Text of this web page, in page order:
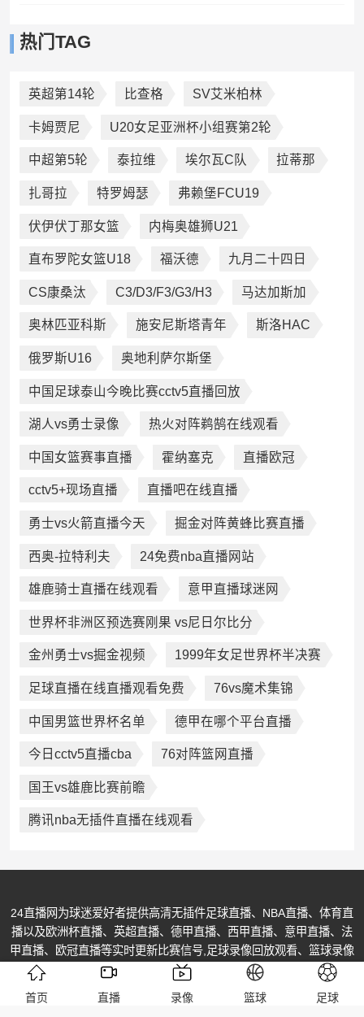
首页 直播 录像 篮球 足球
热门TAG
英超第14轮 比查格 SV艾米柏林
卡姆贾尼 U20女足亚洲杯小组赛第2轮
中超第5轮 泰拉维 埃尔瓦C队 拉蒂那
扎哥拉 特罗姆瑟 弗赖堡FCU19
伏伊伏丁那女篮 内梅奥雄狮U21
直布罗陀女篮U18 福沃德 九月二十四日
CS康桑汰 C3/D3/F3/G3/H3 马达加斯加
奥林匹亚科斯 施安尼斯塔青年 斯洛HAC
俄罗斯U16 奥地利萨尔斯堡
中国足球泰山今晚比赛cctv5直播回放
湖人vs勇士录像 热火对阵鹈鹄在线观看
中国女篮赛事直播 霍纳塞克 直播欧冠
cctv5+现场直播 直播吧在线直播
勇士vs火箭直播今天 掘金对阵黄蜂比赛直播
西奥-拉特利夫 24免费nba直播网站
雄鹿骑士直播在线观看 意甲直播球迷网
世界杯非洲区预选赛刚果 vs尼日尔比分
金州勇士vs掘金视频 1999年女足世界杯半决赛
足球直播在线直播观看免费 76vs魔术集锦
中国男篮世界杯名单 德甲在哪个平台直播
今日cctv5直播cba 76对阵篮网直播
国王vs雄鹿比赛前瞻
腾讯nba无插件直播在线观看
24直播网为球迷爱好者提供高清无插件足球直播、NBA直播、体育直
播以及欧洲杯直播、英超直播、德甲直播、西甲直播、意甲直播、法
甲直播、欧冠直播等实时更新比赛信号,足球录像回放观看、篮球录像
回放,高清体育视频免费播放尽在24直播网！
辽ICP备2022011636号-2